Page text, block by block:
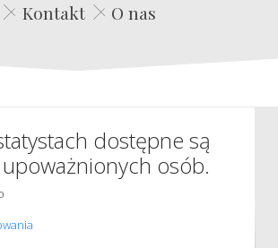
Kontakt
O nas
dostępne są
osób.